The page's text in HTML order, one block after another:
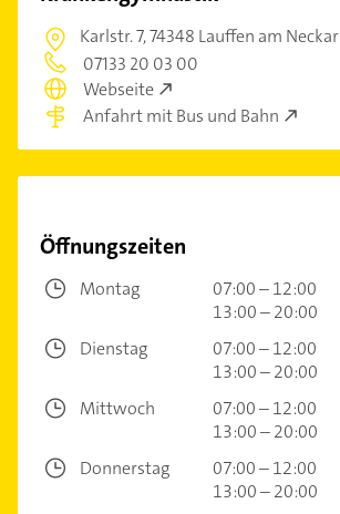
Karlstr. 7,74348 Lauffen am Neckar
07133 20 03 00
Webseite
Anfahrt mit Bus und Bahn
Öffnungszeiten
Montag
07:00 – 12:00
13:00 – 20:00
Dienstag
07:00 – 12:00
13:00 – 20:00
Mittwoch
07:00 – 12:00
13:00 – 20:00
Donnerstag
07:00 – 12:00
13:00 – 20:00